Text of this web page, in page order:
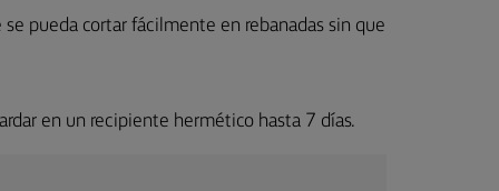
pueda cortar fácilmente en rebanadas sin que
en un recipiente hermético hasta 7 días.